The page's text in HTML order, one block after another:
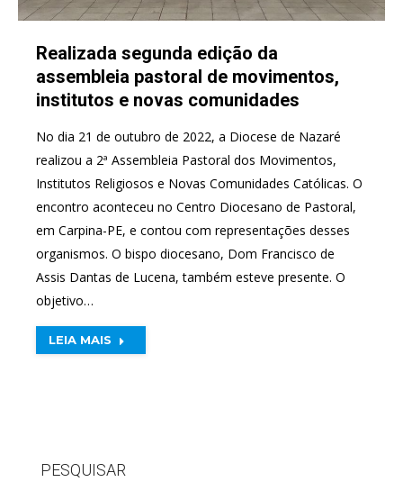
Realizada segunda edição da
assembleia pastoral de movimentos,
institutos e novas comunidades
No dia 21 de outubro de 2022, a Diocese de Nazaré
realizou a 2ª Assembleia Pastoral dos Movimentos,
Institutos Religiosos e Novas Comunidades Católicas. O
encontro aconteceu no Centro Diocesano de Pastoral,
em Carpina-PE, e contou com representações desses
organismos. O bispo diocesano, Dom Francisco de
Assis Dantas de Lucena, também esteve presente. O
objetivo…
LEIA MAIS
PESQUISAR